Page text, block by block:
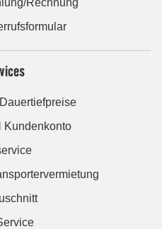
Rechnung
Kundenkonto